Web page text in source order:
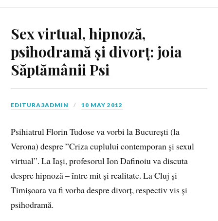
Sex virtual, hipnoză,
psihodramă și divorț: joia
Săptămânii Psi
EDITURA3ADMIN 10 MAY 2012
Psihiatrul Florin Tudose va vorbi la București (la
Verona) despre ”Criza cuplului contemporan și sexul
virtual”. La Iași, profesorul Ion Dafinoiu va discuta
despre hipnoză – între mit și realitate. La Cluj și
Timișoara va fi vorba despre divorț, respectiv vis și
psihodramă.